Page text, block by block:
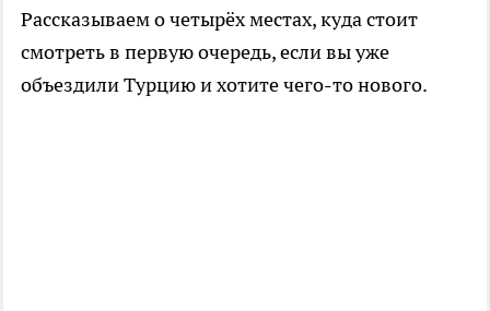
Рассказываем о четырёх местах, куда стоит
смотреть в первую очередь, если вы уже
объездили Турцию и хотите чего-то нового.